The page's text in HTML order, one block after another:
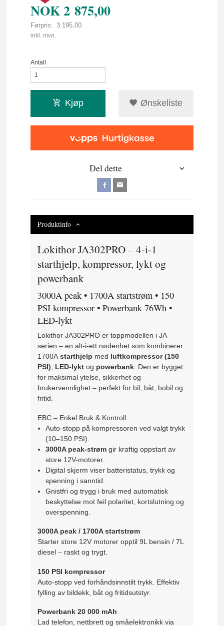
NOK2 875,00
Førpris: 3 195,00
Rabatt
inkl. mva.
Antall
Kjøp Ønskeliste
Del dette
Produktinfo
Lokithor JA302PRO – 4-i-1
starthjelp, kompressor, lykt og
powerbank
3000A peak • 1700A startstrøm • 150
PSI kompressor • Powerbank 76Wh •
LED-lykt
Lokithor JA302PRO er toppmodellen i JA-
serien – en alt-i-ett nødenhet som kombinerer
1700A starthjelp med luftkompressor (150
PSI)
LED-lykt og powerbank . Den er bygget
for maksimal ytelse, sikkerhet og
brukervennlighet – perfekt for bil, båt, bobil og
fritid.
EBC – Enkel Bruk & Kontroll
Auto-stopp på kompressoren ved valgt trykk
(10–150 PSI).
3000A peak-strøm gir kraftig oppstart av
store 12V-motorer.
Digital skjerm viser batteristatus, trykk og
spenning i sanntid.
Gnistfri og trygg i bruk med automatisk
beskyttelse mot feil polaritet, kortslutning og
overspenning.
3000A peak / 1700A startstrøm
Starter store 12V motorer opptil 9L bensin / 7L
diesel – raskt og trygt.
150 PSI kompressor
Auto-stopp ved forhåndsinnstilt trykk. Effektiv
fylling av bildekk, båt og fritidsutstyr.
Powerbank 20 000 mAh
Lad telefon, nettbrett og småelektronikk via